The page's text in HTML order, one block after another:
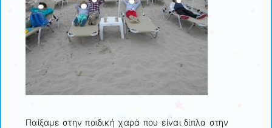
Παίξαμε στην παιδική χαρά που είναι δίπλα στην